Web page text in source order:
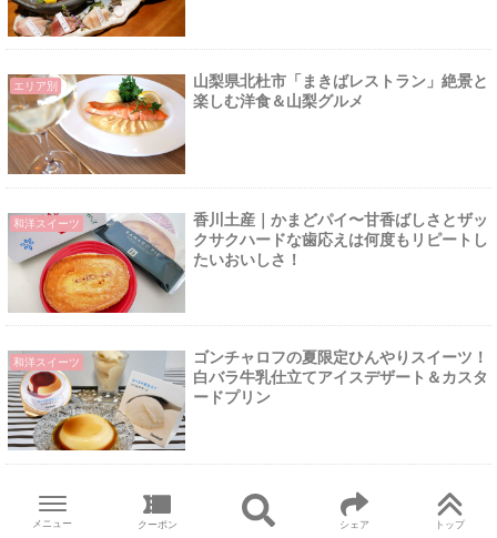
エリア別
山梨県北杜市「まきばレストラン」絶景と
楽しむ洋食＆山梨グルメ
和洋スイーツ
香川土産｜かまどパイ〜甘香ばしさとザッ
クサクハードな歯応えは何度もリピートし
たいおいしさ！
和洋スイーツ
ゴンチャロフの夏限定ひんやりスイーツ！
白バラ牛乳仕立てアイスデザート＆カスタ
ードプリン
more
メニュー クーポン シェア トップ